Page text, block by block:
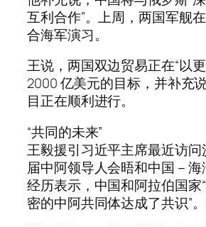
互利合作”。上周，两国军舰
合海军演习。
王说，两国双边贸易正在“以
2000 亿美元的目标，并补充
目正在顺利进行。
“共同的未来”
王毅援引习近平主席最近访
届中阿领导人会晤和中国－
经历表示，中国和阿拉伯国家
密的中阿共同体达成了共识”。